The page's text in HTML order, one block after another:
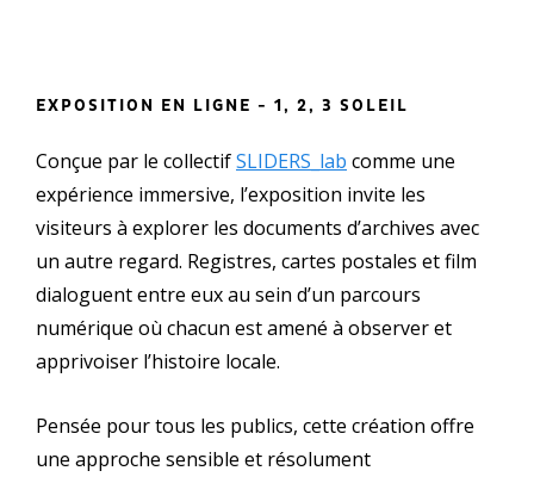
EXPOSITION EN LIGNE - 1, 2, 3 SOLEIL
Conçue par le collectifSLIDERS_lab comme une
expérience immersive, l’exposition invite les
visiteurs à explorer les documents d’archives avec
un autre regard. Registres, cartes postales et film
dialoguent entre eux au sein d’un parcours
numérique où chacun est amené à observer et
apprivoiser l’histoire locale.
Pensée pour tous les publics, cette création offre
une approche sensible et résolument